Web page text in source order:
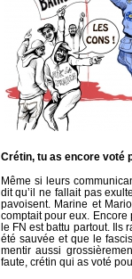
Crétin, tu as encore voté
Même si leurs
dit qu’il ne fallait pas
pavoisent. Marine et
comptait pour eux.
le FN est battu partout. Ils
été sauvée et que le
mentir aussi
faute, crétin qui as voté